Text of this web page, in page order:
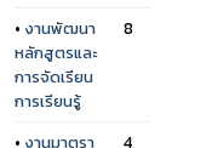
• งานพัฒนา
หลักสูตรและ
การจัดเรียน
การเรียนรู้
8
• งานมาตรา
4